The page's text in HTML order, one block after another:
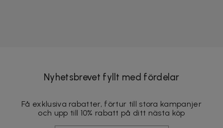
Nyhetsbrevet fyllt med fördelar
Få exklusiva rabatter, förtur till stora kampanjer
och upp till 10% rabatt på ditt nästa köp